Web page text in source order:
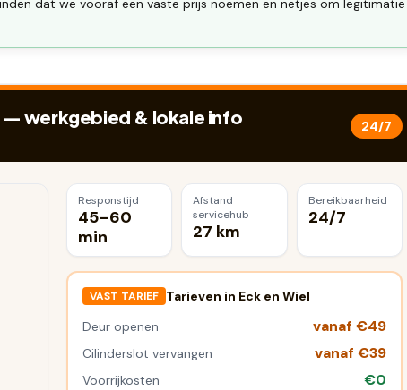
dat we vooraf een vaste prijs noemen en netjes om legitimatie
— werkgebied & lokale info 24/7
Responstijd
45–60
min
Afstand
servicehub
27 km
Bereikbaarheid
24/7
VAST TARIEF Tarieven in Eck en Wiel
Deur openen
vanaf €49
Cilinderslot vervangen vanaf €39
Voorrijkosten €0